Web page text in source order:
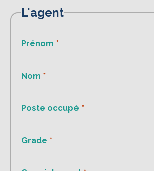
L'agent
Prénom
Nom
Poste occupé
Grade